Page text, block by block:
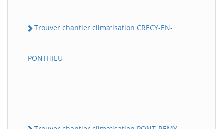
Trouver chantier climatisation CRECY-EN-
PONTHIEU